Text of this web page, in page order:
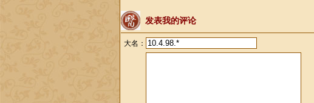
发表我的评论
大名：